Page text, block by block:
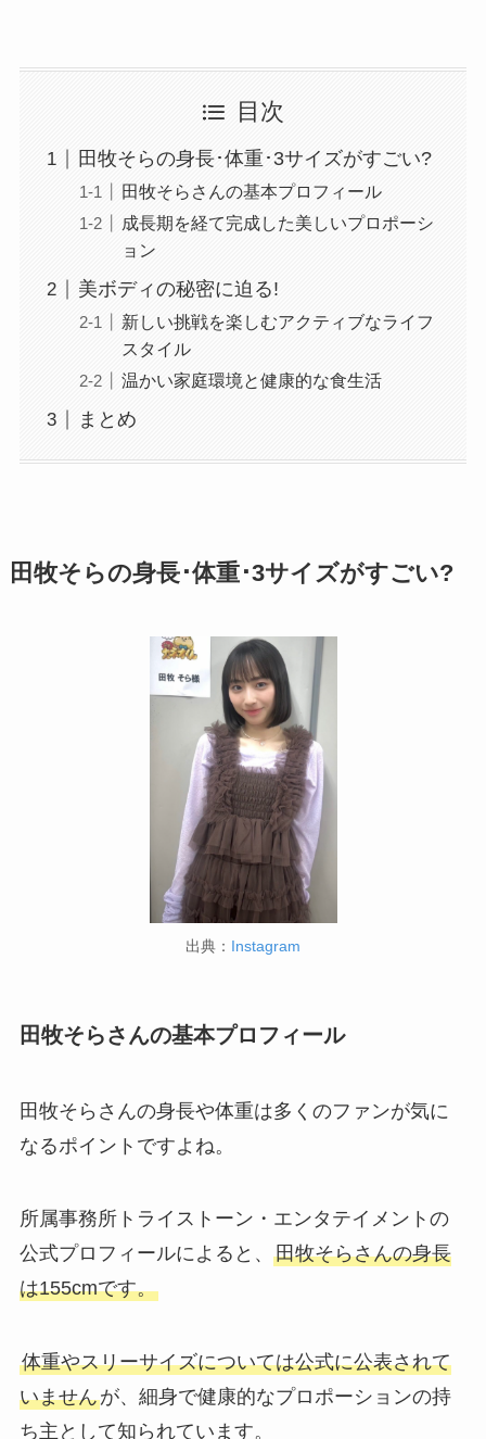
目次
田牧そらの身長･体重･3サイズがすごい?
田牧そらさんの基本プロフィール
成長期を経て完成した美しいプロポーシ
ョン
美ボディの秘密に迫る!
新しい挑戦を楽しむアクティブなライフ
スタイル
温かい家庭環境と健康的な食生活
まとめ
田牧そらの身長･体重･3サイズがすごい?
出典： Instagram
田牧そらさんの基本プロフィール
田牧そらさんの身長や体重は多くのファンが気に
なるポイントですよね。
所属事務所トライストーン・エンタテイメントの
公式プロフィールによると、 田牧そらさんの身長
は155cmです。
体重やスリーサイズについては公式に公表されて
いませんが、細身で健康的なプロポーションの持
ち主として知られています。